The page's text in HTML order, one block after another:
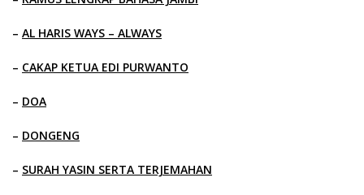
– AL HARIS WAYS – ALWAYS
– CAKAP KETUA EDI PURWANTO
– DOA
– DONGENG
– SURAH YASIN SERTA TERJEMAHAN